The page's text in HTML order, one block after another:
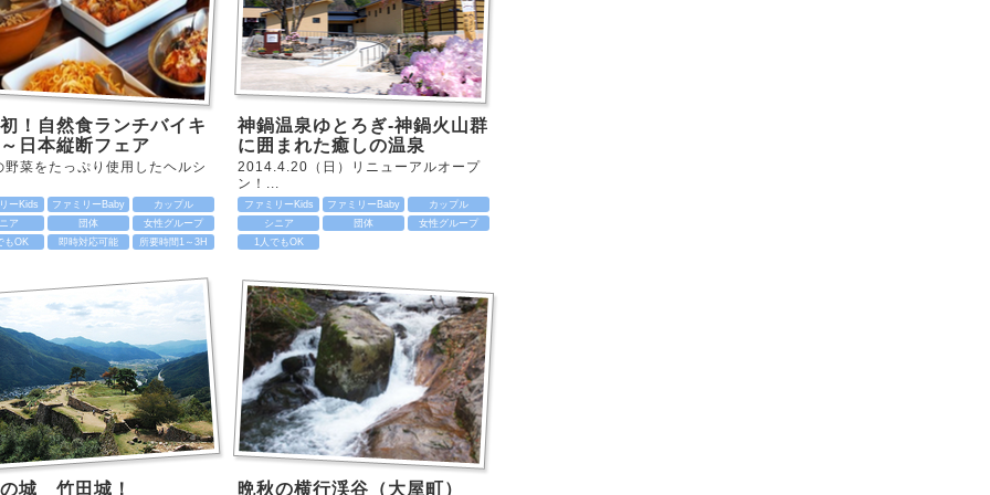
！自然食ランチバイキ
日本縦断フェア
野菜をたっぷり使用したヘルシ
ーKids ファミリーBaby
カップル
ア
団体
女性グループ
もOK
即時対応可能 所要時間1～3H
神鍋温泉ゆとろぎ-神鍋火山群
に囲まれた癒しの温泉
2014.4.20（日）リニューアルオープ
ン！...
ファミリーKids ファミリーBaby
カップル
シニア
団体
女性グループ
1人でもOK
の城 竹田城！ 晩秋の横行渓谷（大屋町）